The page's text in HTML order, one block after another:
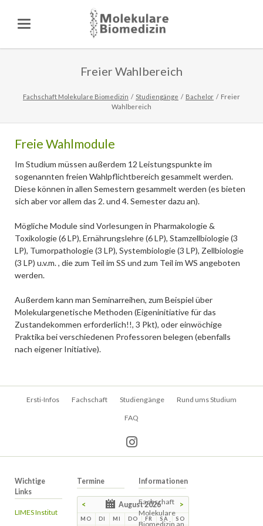
Freier Wahlbereich
Fachschaft Molekulare Biomedizin Studiengänge Bachelor
Freier
Wahlbereich
Freie Wahlmodule
Im Studium müssen außerdem 12 Leistungspunkte im
sogenannten freien Wahlpflichtbereich gesammelt werden.
Diese können in allen Semestern gesammelt werden (es bieten
sich aber vor allem das 2. und 4. Semester dazu an).
Mögliche Module sind Vorlesungen in Pharmakologie &
Toxikologie (6 LP), Ernährungslehre (6 LP), Stamzellbiologie (3
LP), Tumorpathologie (3 LP), Systembiologie (3 LP), Zellbiologie
(3 LP) u.v.m. , die zum Teil im SS und zum Teil im WS angeboten
werden.
Außerdem kann man Seminarreihen, zum Beispiel über
Molekulargenetische Methoden (Eigeninitiative für das
Zustandekommen erforderlich!!, 3 Pkt), oder einwöchige
Praktika bei verschiedenen Professoren belegen (ebenfalls
nach eigener Initiative).
Navigation
Ersti-Infos Fachschaft Studiengänge Rund ums Studium
FAQ
Wichtige
Links
LIMES Institut
Termine
< August 2026 >
MO DI MI DO FR SA SO
Informationen
Fachschaft
Molekulare
Biomedizin an